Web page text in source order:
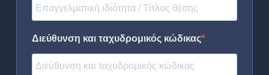
Διεύθυνση και ταχυδρομικός κώδικας